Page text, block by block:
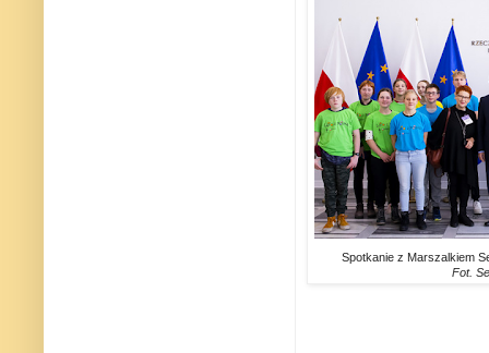
Spotkanie z Marszalkiem
Fot.